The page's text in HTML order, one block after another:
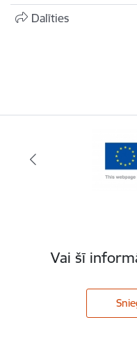
Dalīties
Vai šī